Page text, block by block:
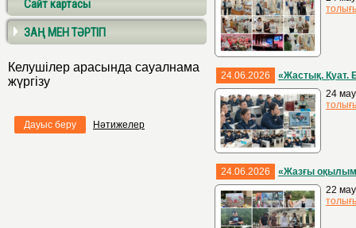
Сайт картасы
ЗАҢ МЕН ТӘРТІП
Келушілер арасында сауалнама
жүргізу
Дауыс беру Нәтижелер
24.06.2026
«Жастық. Қуат.
24
24.06.2026
«Жазғы
22